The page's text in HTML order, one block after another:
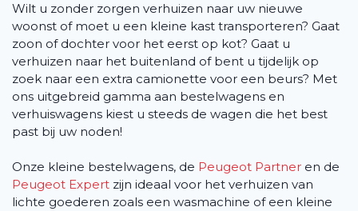
Wilt u zonder zorgen verhuizen naar uw nieuwe
woonst of moet u een kleine kast transporteren? Gaat
zoon of dochter voor het eerst op kot? Gaat u
verhuizen naar het buitenland of bent u tijdelijk op
zoek naar een extra camionette voor een beurs? Met
ons uitgebreid gamma aan bestelwagens en
verhuiswagens kiest u steeds de wagen die het best
past bij uw noden!
Onze kleine bestelwagens, de Peugeot Partner en de
Peugeot Expert zijn ideaal voor het verhuizen van
lichte goederen zoals een wasmachine of een kleine